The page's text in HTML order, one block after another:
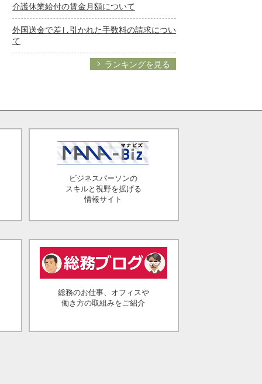
介護休業給付の賃金月額について
外国送金で差し引かれた手数料の請求につい
て
ランキングを見る
ビジネスパーソンの
スキルと視野を拡げる
情報サイト
総務のお仕事、オフィスや
働き方の取組みをご紹介